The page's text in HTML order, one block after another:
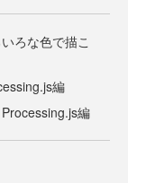
ろな色で描こ
編
編